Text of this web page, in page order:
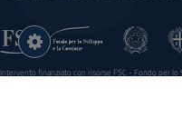
Intervento finanziato con risorse FSC - Fondo per lo
Impostazioni
cookie